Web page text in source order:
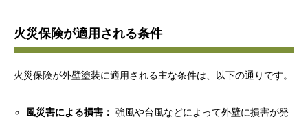
火災保険が適用される条件
火災保険が外壁塗装に適用される主な条件は、以下の通りです。
風災害による損害： 強風や台風などによって外壁に損害が発